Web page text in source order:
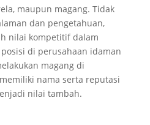
maupun magang. Tidak
dan pengetahuan,
nilai kompetitif dalam
di perusahaan idaman
magang di
nama serta reputasi
nilai tambah.